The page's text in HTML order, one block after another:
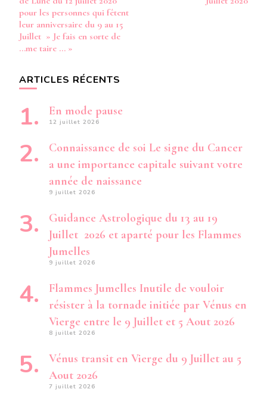
«
pour les personnes qui fêtent
leur anniversaire du 9 au 15
Juillet » Je fais en sorte de
…me taire … »
ARTICLES RÉCENTS
En mode pause
12 juillet 2026
Connaissance de soi Le signe du Cancer
a une importance capitale suivant votre
année de naissance
9 juillet 2026
Guidance Astrologique du 13 au 19
Juillet 2026 et aparté pour les Flammes
Jumelles
9 juillet 2026
Flammes Jumelles Inutile de vouloir
résister à la tornade initiée par Vénus en
Vierge entre le 9 Juillet et 5 Aout 2026
8 juillet 2026
Vénus transit en Vierge du 9 Juillet au 5
Aout 2026
7 juillet 2026